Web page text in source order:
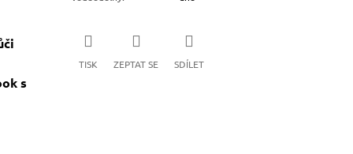
s
TISK ZEPTAT SE SDÍLET